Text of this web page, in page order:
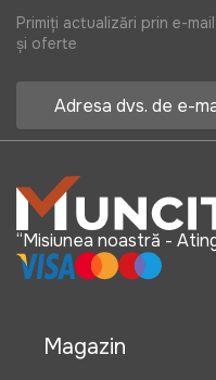
Primiți actualizări prin e-
și oferte
“Misiunea noastră -
Magazin